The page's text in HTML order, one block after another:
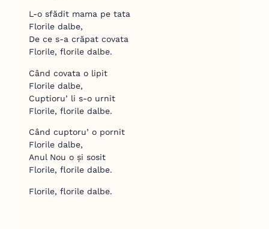
L-o sfădit mama pe tata
Florile dalbe,
De ce s-a crăpat covata
Florile, florile dalbe.
Când covata o lipit
Florile dalbe,
Cuptioru’ li s-o urnit
Florile, florile dalbe.
Când cuptoru’ o pornit
Florile dalbe,
Anul Nou o și sosit
Florile, florile dalbe.
Florile, florile dalbe.